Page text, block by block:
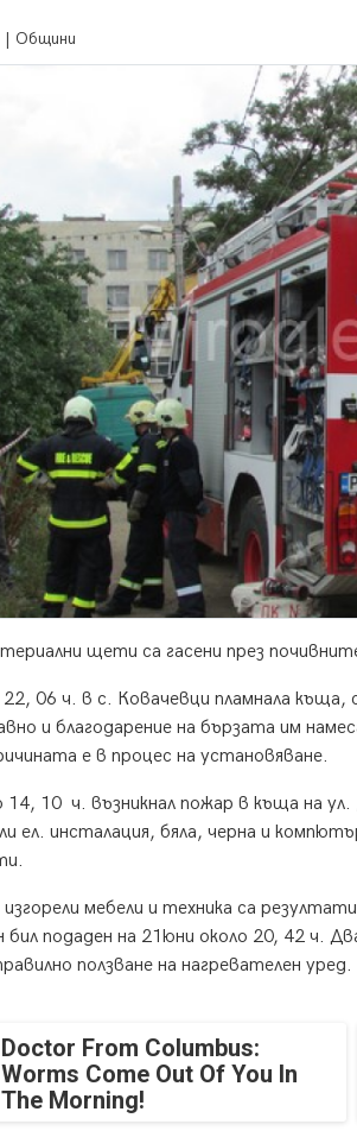
| Общини
щети са гасени през
06 ч. в с. Ковачевци пламнала
и благодарение на бързата им
е в процес на установяване.
14, 10 ч. възникнал пожар в къща на
ел. инсталация, бяла, черна и
мебели и техника са
бил подаден на 21юни около 20, 42 ч.
ползване на нагревателен
Doctor From Columbus:
Worms Come Out Of You In
The Morning!